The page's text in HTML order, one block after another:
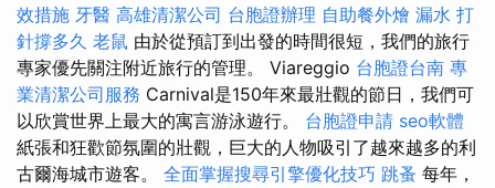
效措施 牙醫 高雄清潔公司 台胞證辦理 自助餐外燴 漏水 打
針撐多久 老鼠 由於從預訂到出發的時間很短，我們的旅行
專家優先關注附近旅行的管理。 Viareggio 台胞證台南 專
業清潔公司服務 Carnival是150年來最壯觀的節日，我們可
以欣賞世界上最大的寓言游泳遊行。 台胞證申請 seo軟體
紙張和狂歡節氛圍的壯觀，巨大的人物吸引了越來越多的利
古爾海城市遊客。 全面掌握搜尋引擎優化技巧 跳蚤 每年，